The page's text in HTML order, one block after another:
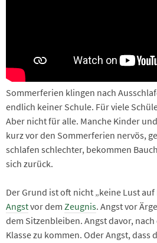
Sommerferien klingen nach
endlich keiner Schule. Für viele
Aber nicht für alle. Manche Kinder
kurz vor den Sommerferien nervös,
schlafen schlechter, bekommen
sich zurück.
Der Grund ist oft nicht „keine Lust
Angstvor dem Zeugnis. Angst vor
dem Sitzenbleiben. Angst davor,
Klasse zu kommen. Oder Angst, dass